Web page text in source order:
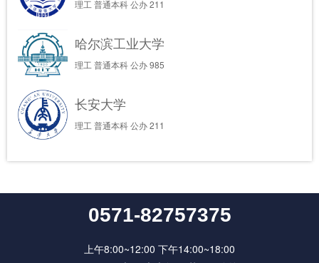
理工 普通本科公办211
哈尔滨工业大学
理工 普通本科公办985
长安大学
理工 普通本科公办211
0571-82757375
上午8:00~12:00 下午14:00~18:00